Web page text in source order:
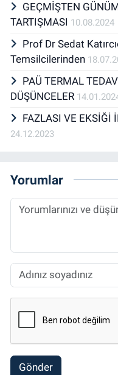
GEÇMİŞTEN
TARTIŞMASI 10.08.2024
Prof Dr Sedat
Temsilcilerinden
PAÜ TERMAL
DÜŞÜNCELER
FAZLASI VE EKSİĞİ
24.12.2023
Yorumlar
Gönder